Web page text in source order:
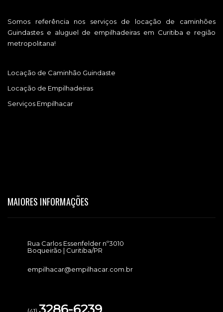
Somos referência nos serviços de locação de caminhões
Guindastes e aluguel de empilhadeiras em Curitiba e região
metropolitana!
Locação de Caminhão Guindaste
Locação de Empilhadeiras
Serviços Empilhacar
MAIORES INFORMAÇÕES
Rua Carlos Essenfelder nº3010
Boqueirão | Curitiba/PR
empilhacar@empilhacar.com.br